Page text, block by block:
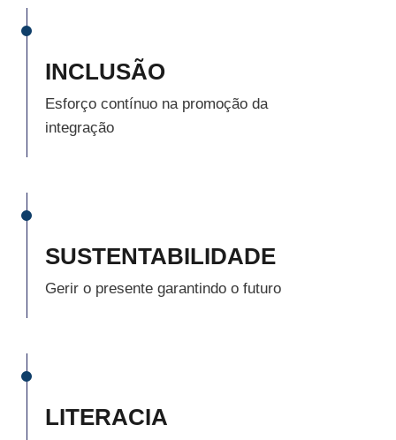
INCLUSÃO
Esforço contínuo na promoção da
integração
SUSTENTABILIDADE
Gerir o presente garantindo o futuro
LITERACIA